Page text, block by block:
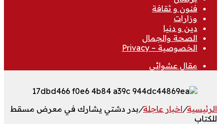
فنون و ثقافة
وزارات
دين و دنيا
الصحة والجمال
الخصوصية – Privacy
مقال عشوائي
الرئيسية/اخبار عاجلة/بدر دشتي يشارك في معرض مسقط
للكتاب